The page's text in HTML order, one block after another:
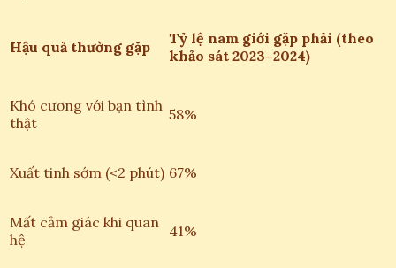
Hậu quả thường gặp
Tỷ lệ nam giới gặp phải (theo
khảo sát 2023–2024)
Khó cương với bạn tình
thật
58%
Xuất tinh sớm (<2 phút) 67%
Mất cảm giác khi quan
hệ
41%